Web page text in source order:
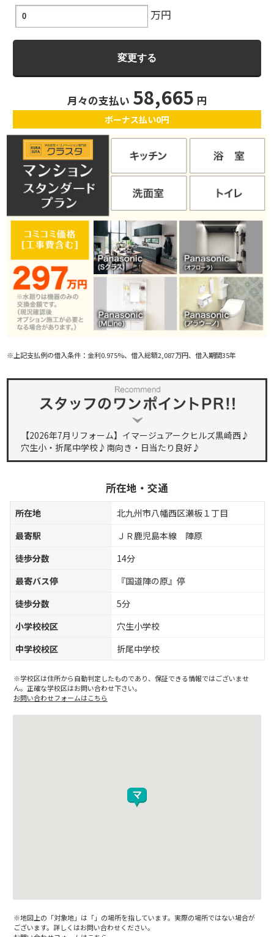
万円
月々の支払い 58,665 円
ボーナス払い0円
※上記支払例の借入条件：金利0.975%、借入総額2,087万円、借入期間35年
【2026年7月リフォーム】イマージュアークヒルズ黒崎西♪
穴生小・折尾中学校♪南向き・日当たり良好♪
所在地・交通
所在地
北九州市八幡西区瀬板１丁目
最寄駅
ＪＲ鹿児島本線 陣原
徒歩分数
14分
最寄バス停
『国道陣の原』停
徒歩分数
5分
小学校校区
穴生小学校
中学校校区
折尾中学校
※学校区は住所から自動判定したものであり、保証できる情報ではございませ
ん。正確な学校区はお問い合わせ下さい。
お問い合わせフォームはこちら
※地図上の「対象地」は「」の場所を指しています。実際の場所ではない場合が
ございます。詳しくはお問い合わせください。